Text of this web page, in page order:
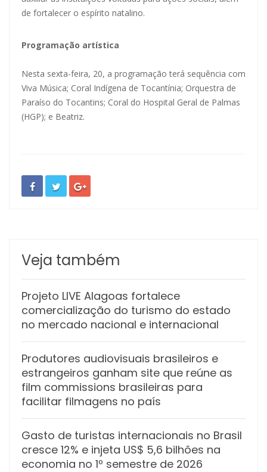
de fortalecer o espírito natalino.
Programação artística
Nesta sexta-feira, 20, a programação terá sequência com
Viva Música; Coral Indígena de Tocantínia; Orquestra de
Paraíso do Tocantins; Coral do Hospital Geral de Palmas
(HGP); e Beatriz.
Veja também
Projeto LIVE Alagoas fortalece
comercialização do turismo do estado
no mercado nacional e internacional
Produtores audiovisuais brasileiros e
estrangeiros ganham site que reúne as
film commissions brasileiras para
facilitar filmagens no país
Gasto de turistas internacionais no Brasil
cresce 12% e injeta US$ 5,6 bilhões na
economia no 1º semestre de 2026